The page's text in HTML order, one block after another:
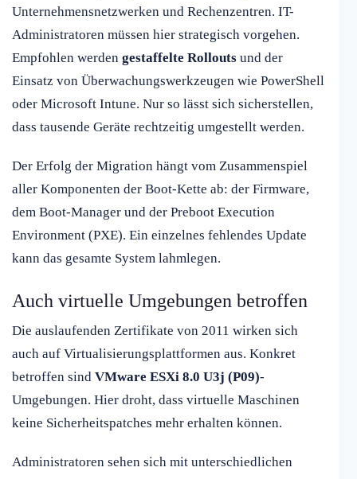
Unternehmensnetzwerken und Rechenzentren. IT-
Administratoren müssen hier strategisch vorgehen.
Empfohlen werden gestaffelte Rollouts und der
Einsatz von Überwachungswerkzeugen wie PowerShell
oder Microsoft Intune. Nur so lässt sich sicherstellen,
dass tausende Geräte rechtzeitig umgestellt werden.
Der Erfolg der Migration hängt vom Zusammenspiel
aller Komponenten der Boot-Kette ab: der Firmware,
dem Boot-Manager und der Preboot Execution
Environment (PXE). Ein einzelnes fehlendes Update
kann das gesamte System lahmlegen.
Auch virtuelle Umgebungen betroffen
Die auslaufenden Zertifikate von 2011 wirken sich
auch auf Virtualisierungsplattformen aus. Konkret
betroffen sind VMware ESXi 8.0 U3j (P09)-
Umgebungen. Hier droht, dass virtuelle Maschinen
keine Sicherheitspatches mehr erhalten können.
Administratoren sehen sich mit unterschiedlichen